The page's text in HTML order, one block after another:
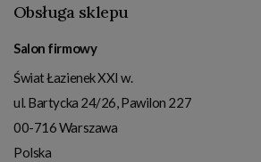
Obsługa sklepu
Salon firmowy
Świat Łazienek XXI w.
ul. Bartycka 24/26, Pawilon 227
00-716Warszawa
Polska